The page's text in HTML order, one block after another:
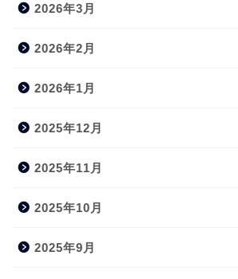
2026年3月
2026年2月
2026年1月
2025年12月
2025年11月
2025年10月
2025年9月